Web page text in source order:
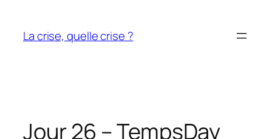
contenu
La crise, quelle crise ?
Jour 26 – TempsDay